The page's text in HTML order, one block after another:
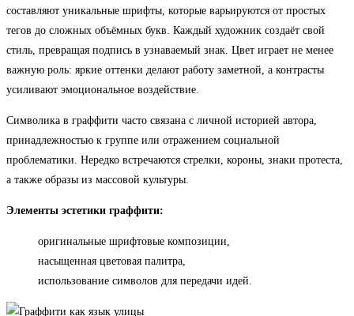
составляют уникальные шрифты, которые варьируются от простых
тегов до сложных объёмных букв. Каждый художник создаёт свой
стиль, превращая подпись в узнаваемый знак. Цвет играет не менее
важную роль: яркие оттенки делают работу заметной, а контрасты
усиливают эмоциональное воздействие.
Символика в граффити часто связана с личной историей автора,
принадлежностью к группе или отражением социальной
проблематики. Нередко встречаются стрелки, короны, знаки протеста,
а также образы из массовой культуры.
Элементы эстетики граффити:
оригинальные шрифтовые композиции,
насыщенная цветовая палитра,
использование символов для передачи идей.